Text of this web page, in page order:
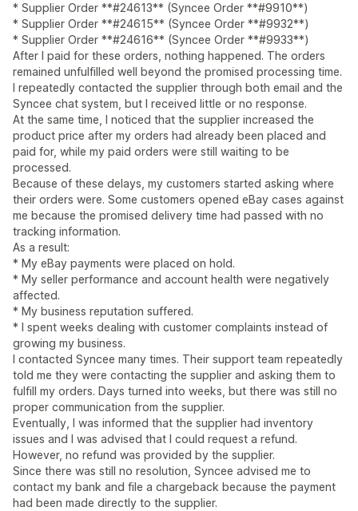
* Supplier Order **#24613** (Syncee Order **#9910**)
* Supplier Order **#24615** (Syncee Order **#9932**)
* Supplier Order **#24616** (Syncee Order **#9933**)
After I paid for these orders, nothing happened. The orders
remained unfulfilled well beyond the promised processing time.
I repeatedly contacted the supplier through both email and the
Syncee chat system, but I received little or no response.
At the same time, I noticed that the supplier increased the
product price after my orders had already been placed and
paid for, while my paid orders were still waiting to be
processed.
Because of these delays, my customers started asking where
their orders were. Some customers opened eBay cases against
me because the promised delivery time had passed with no
tracking information.
As a result:
* My eBay payments were placed on hold.
* My seller performance and account health were negatively
affected.
* My business reputation suffered.
* I spent weeks dealing with customer complaints instead of
growing my business.
I contacted Syncee many times. Their support team repeatedly
told me they were contacting the supplier and asking them to
fulfill my orders. Days turned into weeks, but there was still no
proper communication from the supplier.
Eventually, I was informed that the supplier had inventory
issues and I was advised that I could request a refund.
However, no refund was provided by the supplier.
Since there was still no resolution, Syncee advised me to
contact my bank and file a chargeback because the payment
had been made directly to the supplier.